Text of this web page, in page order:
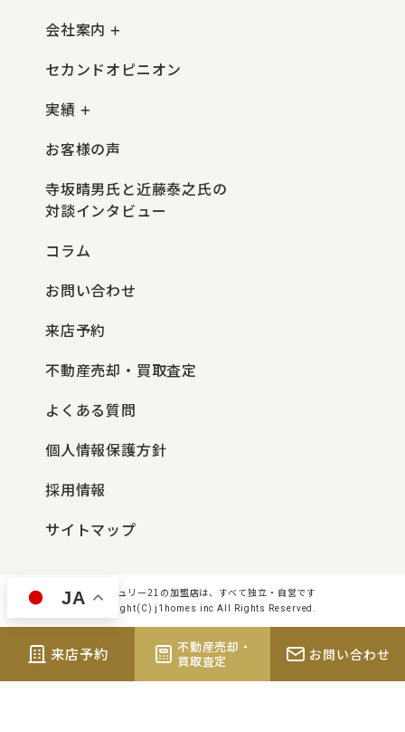
会社案内
セカンドオピニオン
実績
お客様の声
寺坂晴男氏と近藤泰之氏の
対談インタビュー
コラム
お問い合わせ
来店予約
不動産売却・買取査定
よくある質問
個人情報保護方針
採用情報
サイトマップ
センチュリー21の加盟店は、すべて独立・自営です
Copyright(C) j1homes inc All Rights Reserved.
来店予約
不動産売却・
買取査定
お問い合わせ
JA